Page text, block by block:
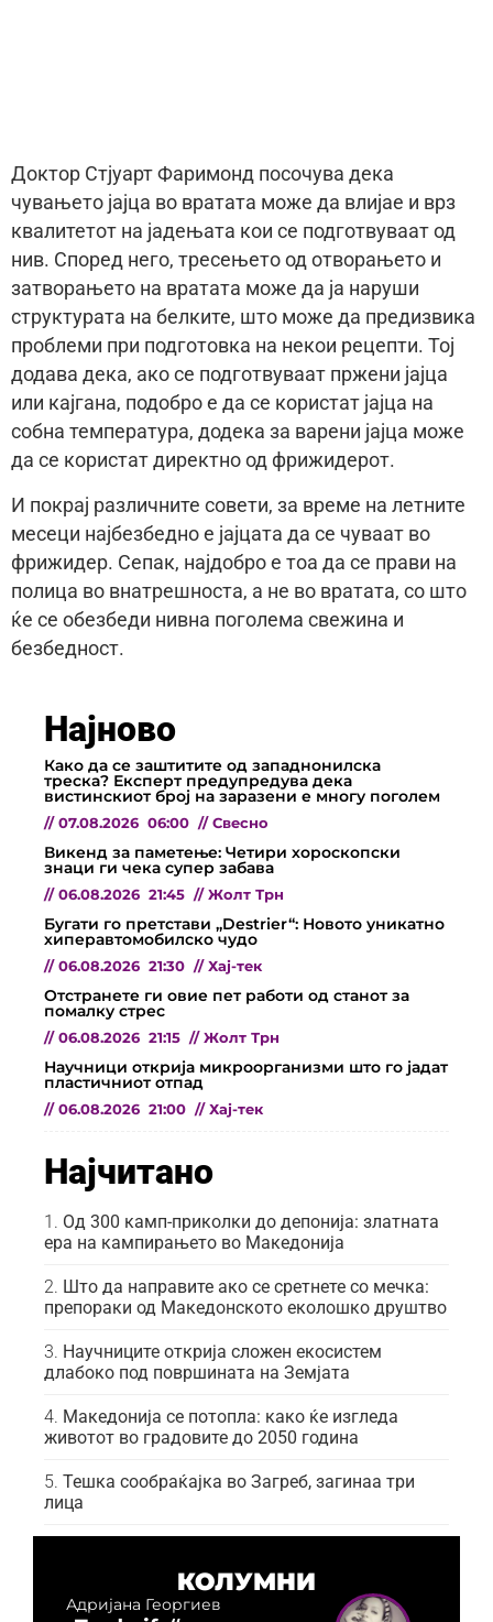
Доктор Стјуарт Фаримонд посочува дека
чувањето јајца во вратата може да влијае и врз
квалитетот на јадењата кои се подготвуваат од
нив. Според него, тресењето од отворањето и
затворањето на вратата може да ја наруши
структурата на белките, што може да предизвика
проблеми при подготовка на некои рецепти. Тој
додава дека, ако се подготвуваат пржени јајца
или кајгана, подобро е да се користат јајца на
собна температура, додека за варени јајца може
да се користат директно од фрижидерот.
И покрај различните совети, за време на летните
месеци најбезбедно е јајцата да се чуваат во
фрижидер. Сепак, најдобро е тоа да се прави на
полица во внатрешноста, а не во вратата, со што
ќе се обезбеди нивна поголема свежина и
безбедност.
Најново
Како да се заштитите од западнонилска
треска? Експерт предупредува дека
вистинскиот број на заразени е многу поголем
// 07.08.2026 06:00 // Свесно
Викенд за паметење: Четири хороскопски
знаци ги чека супер забава
// 06.08.2026 21:45 // Жолт Трн
Бугати го претстави „Destrier“: Новото уникатно
хиперавтомобилско чудо
// 06.08.2026 21:30 // Хај-тек
Отстранете ги овие пет работи од станот за
помалку стрес
// 06.08.2026 21:15 // Жолт Трн
Научници открија микроорганизми што го јадат
пластичниот отпад
// 06.08.2026 21:00 // Хај-тек
Најчитано
Од 300 камп-приколки до депонија: златната
ера на кампирањето во Македонија
Што да направите ако се сретнете со мечка:
препораки од Македонското еколошко друштво
Научниците открија сложен екосистем
длабоко под површината на Земјата
Македонија се потопла: како ќе изгледа
животот во градовите до 2050 година
Тешка сообраќајка во Загреб, загинаа три
лица
КОЛУМНИ
Адријана Георгиев